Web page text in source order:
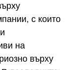
с които
на
върху